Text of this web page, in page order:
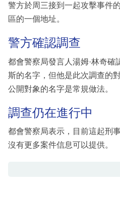
警方於周三接到一起攻擊事件
區的一個地址。
警方確認調查
都會警察局發言人湯姆·林奇確
斯的名字，但他是此次調查的
公開對象的名字是常規做法。
調查仍在進行中
都會警察局表示，目前這起刑
沒有更多案件信息可以提供。